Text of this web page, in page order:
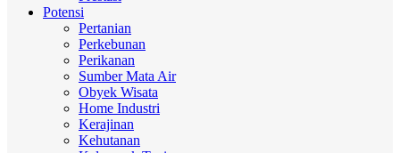
Potensi
Pertanian
Perkebunan
Perikanan
Sumber Mata Air
Obyek Wisata
Home Industri
Kerajinan
Kehutanan